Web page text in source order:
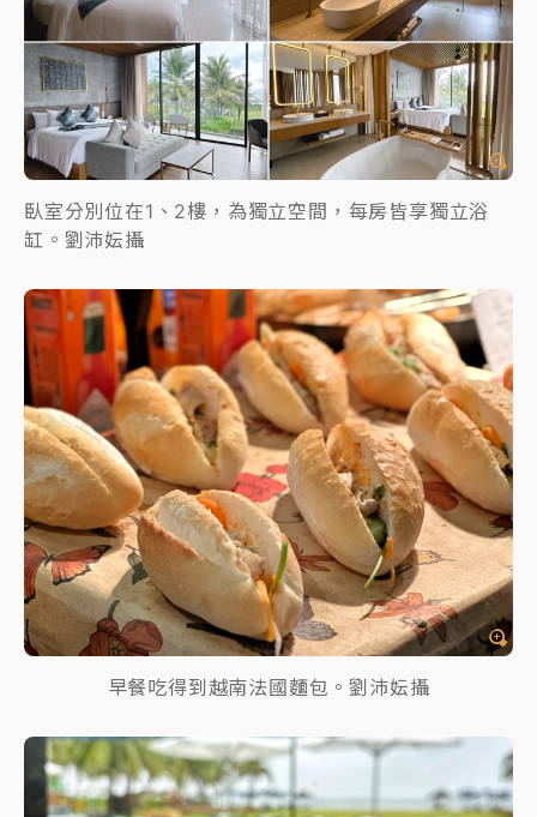
臥室分別位在1、2樓，為獨立空間，每房皆享獨立浴
缸。劉沛妘攝
早餐吃得到越南法國麵包。劉沛妘攝